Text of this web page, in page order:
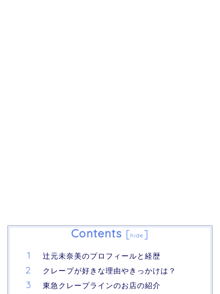
Contents [hide ]
辻元未奈美のプロフィールと経歴
クレープが好きな理由やきっかけは？
東急クレープラインのお店の紹介